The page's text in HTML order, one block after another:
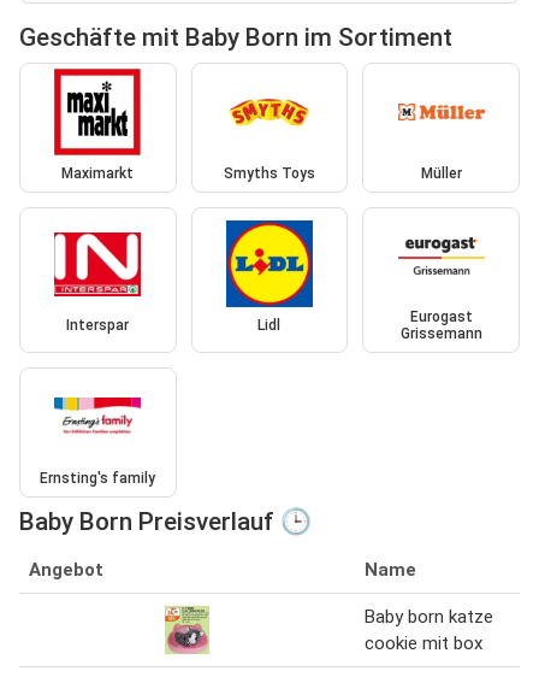
Geschäfte mit Baby Born im Sortiment
Maximarkt Smyths Toys Müller
Interspar Lidl
Eurogast
Grissemann
Ernsting's family
Baby Born Preisverlauf 🕒
Angebot Name
Baby born katze
cookie mit box